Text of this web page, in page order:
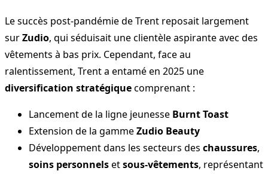
Le succès post-pandémie de Trent reposait largement
surZudio, qui séduisait une clientèle aspirante avec des
vêtements à bas prix. Cependant, face au
ralentissement, Trent a entamé en 2025 une
diversification stratégiquecomprenant :
Lancement de la ligne jeunesse Burnt Toast
Extension de la gammeZudio Beauty
Développement dans les secteurs des chaussures,
soins personnelsetsous-vêtements, représentant